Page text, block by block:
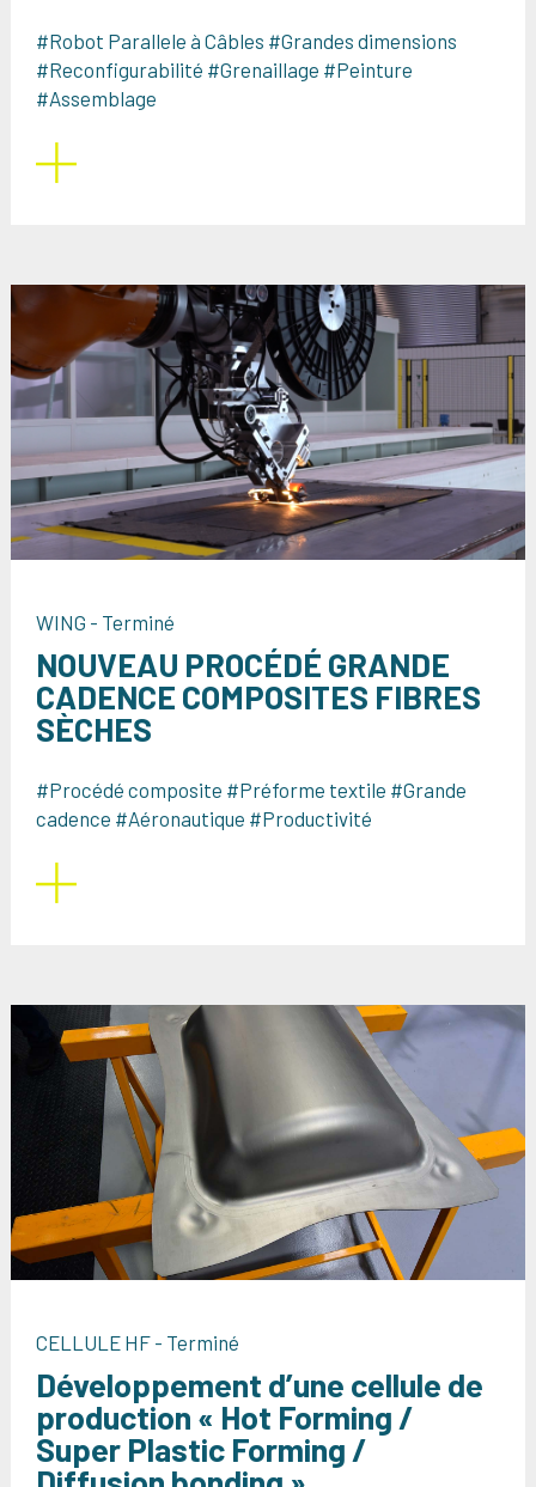
#Robot Parallele à Câbles #Grandes dimensions
#Reconfigurabilité #Grenaillage #Peinture
#Assemblage
WING - Terminé
NOUVEAU PROCÉDÉ GRANDE
CADENCE COMPOSITES FIBRES
SÈCHES
#Procédé composite #Préforme textile #Grande
cadence #Aéronautique #Productivité
CELLULE HF - Terminé
Développement d’une cellule de
production « Hot Forming /
Super Plastic Forming /